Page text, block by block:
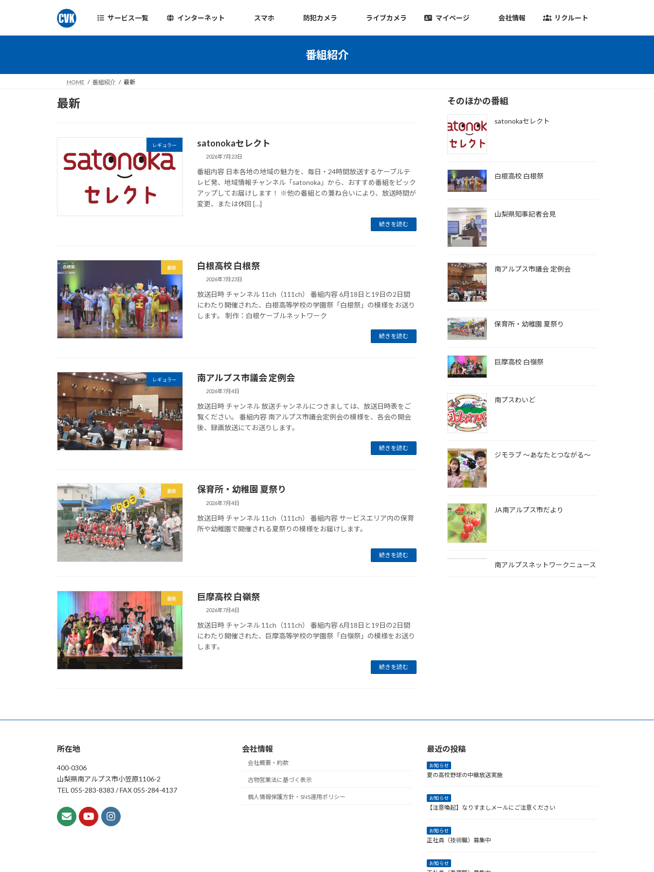
ス
ン
サービス一覧 インターネット スマホ 防犯カメラ ライブカメラ マイページ 会社情報 リクルート
番組紹介
HOME 番組紹介 最新
最新
レギュラー satonokaセレクト
2026年7月23日
番組内容 日本各地の地域の魅力を、毎日・24時間放送するケーブルテ
レビ発、地域情報チャンネル「satonoka」から、おすすめ番組をピック
アップしてお届けします！ ※他の番組との兼ね合いにより、放送時間が
変更、または休回 […]
続きを読む
最新 白根高校 白根祭
2026年7月23日
放送日時 チャンネル 11ch（111ch） 番組内容 6月18日と19日の2日間
にわたり開催された、白根高等学校の学園祭「白根祭」の模様をお送り
します。 制作：白根ケーブルネットワーク
続きを読む
レギュラー 南アルプス市議会 定例会
2026年7月4日
放送日時 チャンネル 放送チャンネルにつきましては、放送日時表をご
覧ください。 番組内容 南アルプス市議会定例会の模様を、各会の開会
後、録画放送にてお送りします。
続きを読む
最新 保育所・幼稚園 夏祭り
2026年7月4日
放送日時 チャンネル 11ch（111ch） 番組内容 サービスエリア内の保育
所や幼稚園で開催される夏祭りの模様をお届けします。
続きを読む
最新 巨摩高校 白嶺祭
2026年7月4日
放送日時 チャンネル 11ch（111ch） 番組内容 6月18日と19日の2日間
にわたり開催された、巨摩高等学校の学園祭「白嶺祭」の模様をお送り
します。
続きを読む
そのほかの番組
satonokaセレクト
白根高校 白根祭
山梨県知事記者会見
南アルプス市議会 定例会
保育所・幼稚園 夏祭り
巨摩高校 白嶺祭
南プスわいど
ジモラブ ～あなたとつながる～
JA南アルプス市だより
南アルプスネットワークニュース
所在地
400-0306
山梨県南アルプス市小笠原1106-2
TEL 055-283-8383 / FAX 055-284-4137
会社情報
会社概要・約款
古物営業法に基づく表示
個人情報保護方針・SNS運用ポリシー
最近の投稿
お知らせ
夏の高校野球の中継放送実施
お知らせ
【注意喚起】なりすましメールにご注意ください
お知らせ
正社員（技術職）募集中
お知らせ